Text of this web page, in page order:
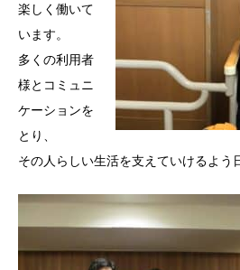
楽しく働いて
います。
多くの利用者
様とコミュニ
ケーションを
とり、
その人らしい生活を支えていけるよう